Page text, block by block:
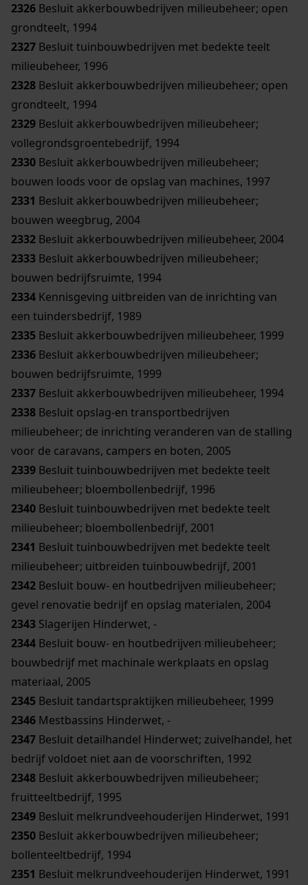
2326 Besluit akkerbouwbedrijven milieubeheer; open
grondteelt, 1994
2327 Besluit tuinbouwbedrijven met bedekte teelt
milieubeheer, 1996
2328 Besluit akkerbouwbedrijven milieubeheer; open
grondteelt, 1994
2329 Besluit akkerbouwbedrijven milieubeheer;
vollegrondsgroentebedrijf, 1994
2330 Besluit akkerbouwbedrijven milieubeheer;
bouwen loods voor de opslag van machines, 1997
2331 Besluit akkerbouwbedrijven milieubeheer;
bouwen weegbrug, 2004
2332 Besluit akkerbouwbedrijven milieubeheer, 2004
2333 Besluit akkerbouwbedrijven milieubeheer;
bouwen bedrijfsruimte, 1994
2334 Kennisgeving uitbreiden van de inrichting van
een tuindersbedrijf, 1989
2335 Besluit akkerbouwbedrijven milieubeheer, 1999
2336 Besluit akkerbouwbedrijven milieubeheer;
bouwen bedrijfsruimte, 1999
2337 Besluit akkerbouwbedrijven milieubeheer, 1994
2338 Besluit opslag-en transportbedrijven
milieubeheer; de inrichting veranderen van de stalling
voor de caravans, campers en boten, 2005
2339 Besluit tuinbouwbedrijven met bedekte teelt
milieubeheer; bloembollenbedrijf, 1996
2340 Besluit tuinbouwbedrijven met bedekte teelt
milieubeheer; bloembollenbedrijf, 2001
2341 Besluit tuinbouwbedrijven met bedekte teelt
milieubeheer; uitbreiden tuinbouwbedrijf, 2001
2342 Besluit bouw- en houtbedrijven milieubeheer;
gevel renovatie bedrijf en opslag materialen, 2004
2343 Slagerijen Hinderwet, -
2344 Besluit bouw- en houtbedrijven milieubeheer;
bouwbedrijf met machinale werkplaats en opslag
materiaal, 2005
2345 Besluit tandartspraktijken milieubeheer, 1999
2346 Mestbassins Hinderwet, -
2347 Besluit detailhandel Hinderwet; zuivelhandel, het
bedrijf voldoet niet aan de voorschriften, 1992
2348 Besluit akkerbouwbedrijven milieubeheer;
fruitteeltbedrijf, 1995
2349 Besluit melkrundveehouderijen Hinderwet, 1991
2350 Besluit akkerbouwbedrijven milieubeheer;
bollenteeltbedrijf, 1994
2351 Besluit melkrundveehouderijen Hinderwet, 1991